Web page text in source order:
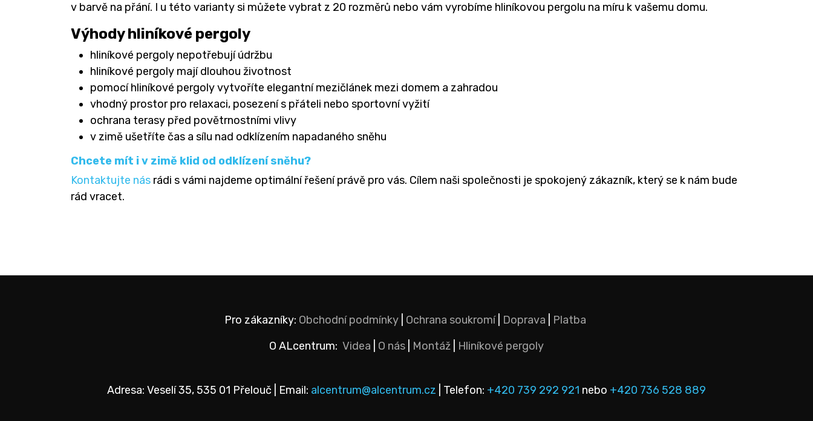
v barvě na přání. I u této varianty si můžete vybrat z 20 rozměrů nebo vám vyrobíme hliníkovou pergolu na míru k vašemu domu.
Výhody hliníkové pergoly
hliníkové pergoly nepotřebují údržbu
hliníkové pergoly mají dlouhou životnost
pomocí hliníkové pergoly vytvoříte elegantní mezičlánek mezi domem a zahradou
vhodný prostor pro relaxaci, posezení s přáteli nebo sportovní vyžití
ochrana terasy před povětrnostními vlivy
v zimě ušetříte čas a sílu nad odklízením napadaného sněhu
Chcete mít i v zimě klid od odklízení sněhu?
Kontaktujte nás rádi s vámi najdeme optimální řešení právě pro vás. Cílem naši společnosti je spokojený zákazník, který se k nám bude
rád vracet.
Pro zákazníky: Obchodní podmínky Ochrana soukromí| Doprava
Platba
O ALcentrum: Videa O nás Montáž Hliníkové pergoly
Adresa: Veselí 35, 535 01 Přelouč | Email: alcentrum@alcentrum.cz | Telefon: +420 739 292 921 nebo +420 736 528 889